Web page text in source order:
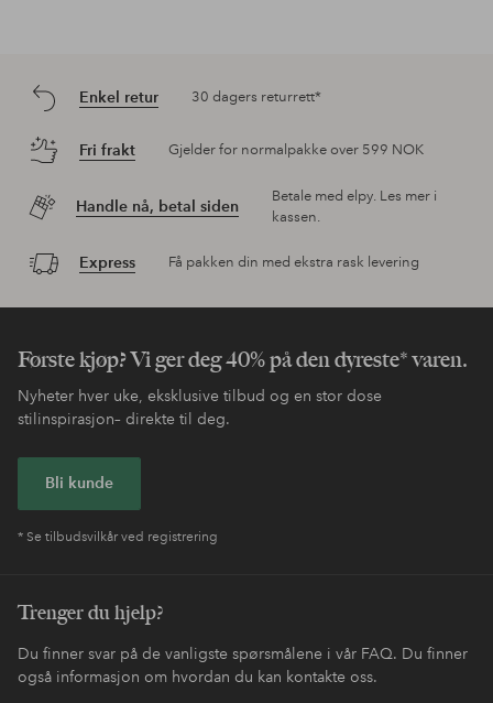
Enkel retur 30 dagers returrett*
Fri frakt Gjelder for normalpakke over 599 NOK
Handle nå, betal siden
Betale med elpy. Les mer i
kassen.
Express Få pakken din med ekstra rask levering
Første kjøp? Vi ger deg 40% på den dyreste* varen.
Nyheter hver uke, eksklusive tilbud og en stor dose
stilinspirasjon– direkte til deg.
Bli kunde
* Se tilbudsvilkår ved registrering
Trenger du hjelp?
Du finner svar på de vanligste spørsmålene i vår FAQ. Du finner
også informasjon om hvordan du kan kontakte oss.